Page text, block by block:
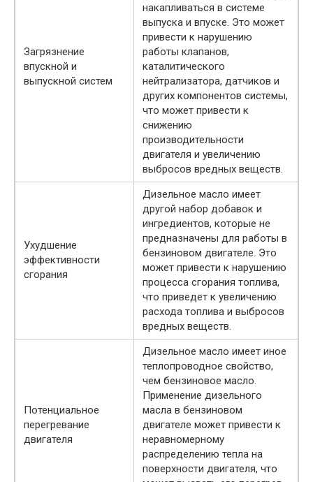
Загрязнение
впускной и
выпускной систем
накапливаться в системе
выпуска и впуске. Это может
привести к нарушению
работы клапанов,
каталитического
нейтрализатора, датчиков и
других компонентов системы,
что может привести к
снижению
производительности
двигателя и увеличению
выбросов вредных веществ.
Ухудшение
эффективности
сгорания
Дизельное масло имеет
другой набор добавок и
ингредиентов, которые не
предназначены для работы в
бензиновом двигателе. Это
может привести к нарушению
процесса сгорания топлива,
что приведет к увеличению
расхода топлива и выбросов
вредных веществ.
Потенциальное
перегревание
двигателя
Дизельное масло имеет иное
теплопроводное свойство,
чем бензиновое масло.
Применение дизельного
масла в бензиновом
двигателе может привести к
неравномерному
распределению тепла на
поверхности двигателя, что